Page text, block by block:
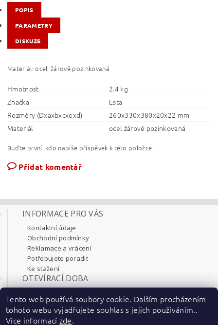
POPIS
PARAMETRY
DISKUZE
Materiál: ocel, žárově pozinkovaná
Hmotnost
2.4 kg
Značka
Esta
Rozměry (Dxaxbxcxexd)
260x330x380x20x22 mm
Materiál
ocel žárově pozinkovaná
Buďte první, kdo napíše příspěvek k této položce.
Přidat komentář
INFORMACE PRO VÁS
Kontaktní údaje
Obchodní podmínky
Reklamace a vrácení
Potřebujete poradit
Ke stažení
OTEVÍRACÍ DOBA
Úterý 8:00 - 17:30
Středa 8:00 - 17:30
Čtvrtek 8:00 - 17:30
Tento web používá soubory cookie. Dalším procházením
tohoto webu vyjadřujete souhlas s jejich používáním..
Více informací zde.